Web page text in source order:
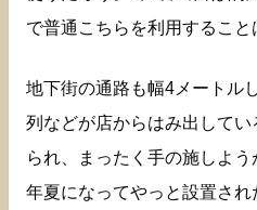
で普通こちらを利用すること
地下街の通路も幅4メートル
列などが店からはみ出して
られ、まったく手の施しよ
年夏になってやっと設置され